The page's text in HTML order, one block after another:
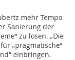
mehr Tempo
Sanierung der
zu lösen. „Die
„pragmatische“
einbringen.